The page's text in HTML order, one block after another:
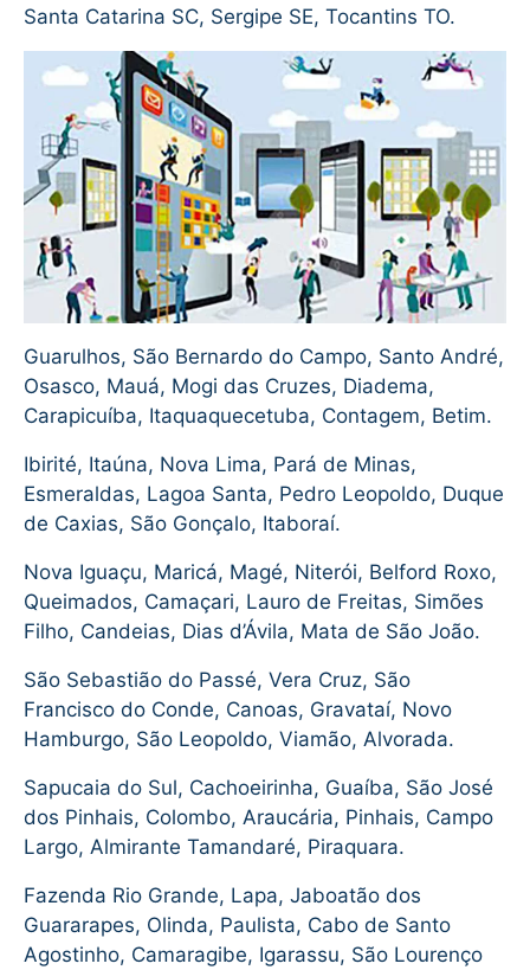
Santa Catarina SC, Sergipe SE, Tocantins TO.
Guarulhos, São Bernardo do Campo, Santo André,
Osasco, Mauá, Mogi das Cruzes, Diadema,
Carapicuíba, Itaquaquecetuba, Contagem, Betim.
Ibirité, Itaúna, Nova Lima, Pará de Minas,
Esmeraldas, Lagoa Santa, Pedro Leopoldo, Duque
de Caxias, São Gonçalo, Itaboraí.
Nova Iguaçu, Maricá, Magé, Niterói, Belford Roxo,
Queimados, Camaçari, Lauro de Freitas, Simões
Filho, Candeias, Dias d’Ávila, Mata de São João.
São Sebastião do Passé, Vera Cruz, São
Francisco do Conde, Canoas, Gravataí, Novo
Hamburgo, São Leopoldo, Viamão, Alvorada.
Sapucaia do Sul, Cachoeirinha, Guaíba, São José
dos Pinhais, Colombo, Araucária, Pinhais, Campo
Largo, Almirante Tamandaré, Piraquara.
Fazenda Rio Grande, Lapa, Jaboatão dos
Guararapes, Olinda, Paulista, Cabo de Santo
Agostinho, Camaragibe, Igarassu, São Lourenço